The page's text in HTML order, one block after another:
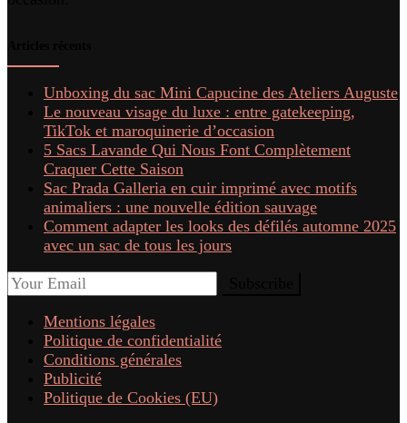
Unboxing du sac Mini Capucine des Ateliers Auguste
Le nouveau visage du luxe : entre gatekeeping,
TikTok et maroquinerie d’occasion
5 Sacs Lavande Qui Nous Font Complètement
Craquer Cette Saison
Sac Prada Galleria en cuir imprimé avec motifs
animaliers : une nouvelle édition sauvage
Comment adapter les looks des défilés automne 2025
avec un sac de tous les jours
Mentions légales
Politique de confidentialité
Conditions générales
Publicité
Politique de Cookies (EU)